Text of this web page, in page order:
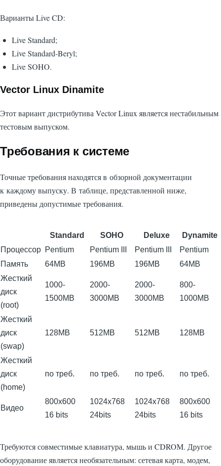
Варианты Live CD:
Live Standard;
Live Standard-Beryl;
Live SOHO.
Vector Linux Dinamite
Этот вариант дистрибутива Vector Linux является нестабильным
тестовым выпуском.
Требования к системе
Точные требования находятся в обзорной документации
к каждому выпуску. В таблице, представленной ниже,
приведены допустимые требования.
Standard SOHO Deluxe
Dynamite
Процессор Pentium Pentium III Pentium III
Pentium
Память
64MB 196MB 196MB
64MB
Жесткий
диск
(root)
1000-
1500MB
2000-
3000MB
2000-
3000MB
800-
1000MB
Жесткий
диск
(swap)
128MB 512MB 512MB 128MB
Жесткий
диск
(home)
по треб. по треб. по треб. по треб.
Видео
800x600
16 bits
1024x768
24bits
1024x768
24bits
800x600
16 bits
Требуются совместимые клавиатура, мышь и CDROM. Другое
оборудование является необязательным: сетевая карта, модем,